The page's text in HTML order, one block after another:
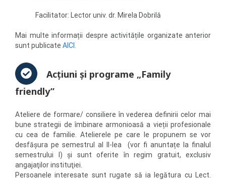
Facilitator: Lector univ. dr. Mirela Dobrilă
Mai multe informații despre activitățile organizate anterior
sunt publicate AICI.
Acţiuni şi programe „Family
friendly”
Ateliere de formare/ consiliere în vederea definirii celor mai
bune strategii de îmbinare armonioasă a vieții profesionale
cu cea de familie. Atelierele pe care le propunem se vor
desfășura pe semestrul al II-lea (vor fi anuntațe la finalul
semestrului I) și sunt oferite în regim gratuit, exclusiv
angajaţilor instituţiei.
Persoanele interesate sunt rugate să ia legătura cu Lect.